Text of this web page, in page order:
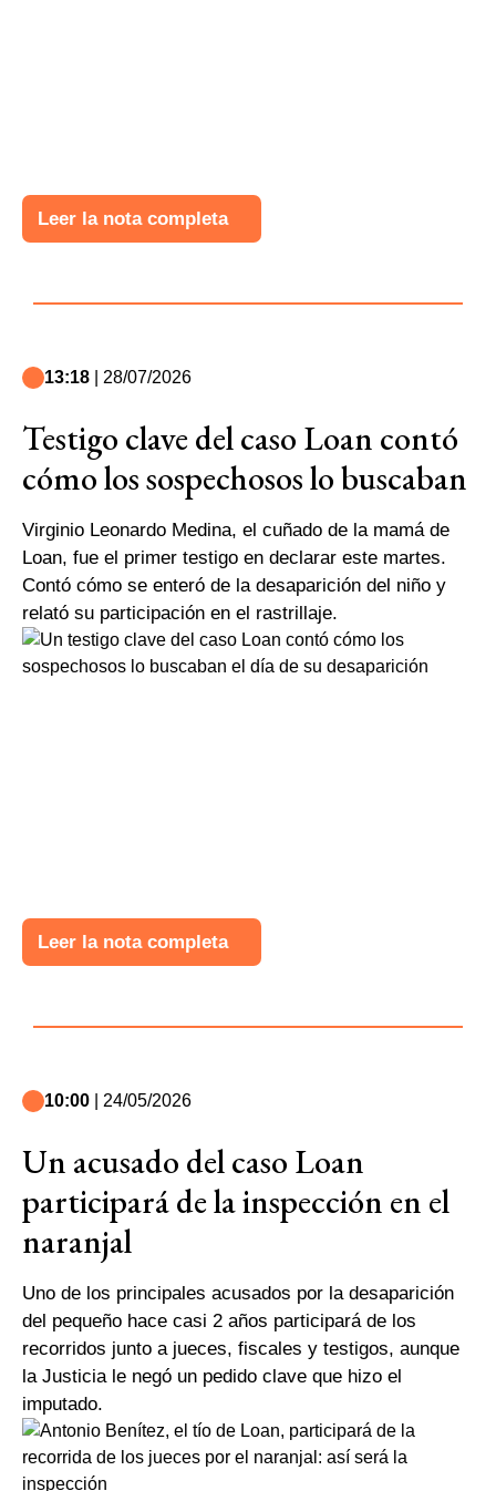
Leer la nota completa
13:18 | 28/07/2026
Testigo clave del caso Loan contó
cómo los sospechosos lo buscaban
Virginio Leonardo Medina, el cuñado de la mamá de
Loan, fue el primer testigo en declarar este martes.
Contó cómo se enteró de la desaparición del niño y
relató su participación en el rastrillaje.
Leer la nota completa
10:00 | 24/05/2026
Un acusado del caso Loan
participará de la inspección en el
naranjal
Uno de los principales acusados por la desaparición
del pequeño hace casi 2 años participará de los
recorridos junto a jueces, fiscales y testigos, aunque
la Justicia le negó un pedido clave que hizo el
imputado.